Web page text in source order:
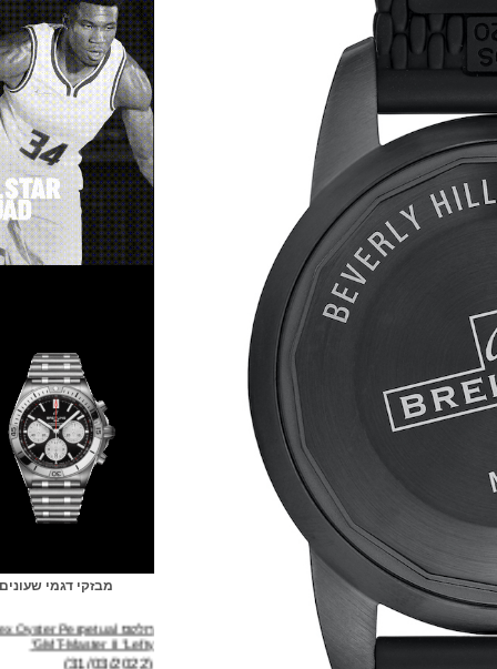
מבזקי דגמי שעונים
GMT-Master II "Lefty"